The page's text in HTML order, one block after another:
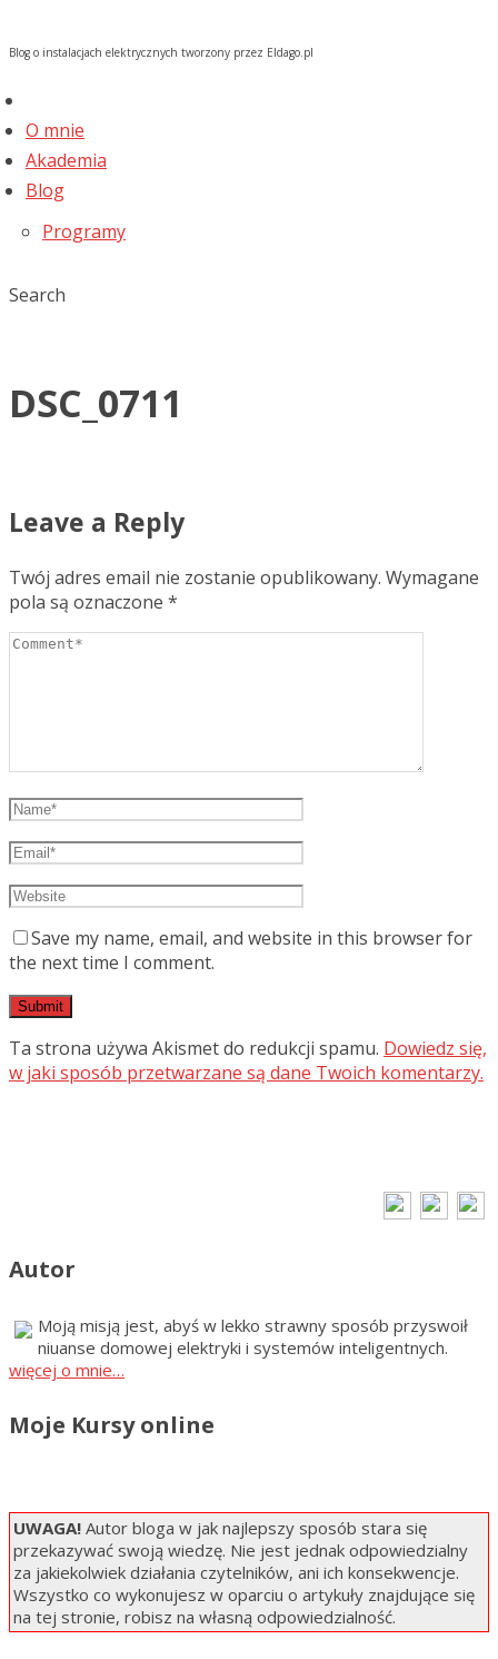
Blog o instalacjach elektrycznych tworzony przez Eldago.pl
O mnie
Akademia
Blog
Programy
Search
DSC_0711
Leave a Reply
Twój adres email nie zostanie opublikowany. Wymagane
pola są oznaczone *
Save my name, email, and website in this browser for
the next time I comment.
Ta strona używa Akismet do redukcji spamu. Dowiedz się,
w jaki sposób przetwarzane są dane Twoich komentarzy.
Autor
Moją misją jest, abyś w lekko strawny sposób przyswoił
niuanse domowej elektryki i systemów inteligentnych.
więcej o mnie…
Moje Kursy online
UWAGA! Autor bloga w jak najlepszy sposób stara się
przekazywać swoją wiedzę. Nie jest jednak odpowiedzialny
za jakiekolwiek działania czytelników, ani ich konsekwencje.
Wszystko co wykonujesz w oparciu o artykuły znajdujące się
na tej stronie, robisz na własną odpowiedzialność.